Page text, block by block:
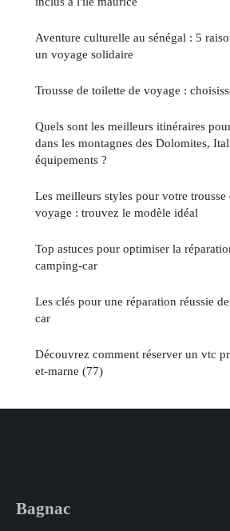
Aventure culturelle au sénégal : 5
un voyage solidaire
Trousse de toilette de voyage :
Quels sont les meilleurs itinéraires
dans les montagnes des Dolomites,
équipements ?
Les meilleurs styles pour votre trousse
voyage : trouvez le modèle idéal
Top astuces pour optimiser la
camping-car
Les clés pour une réparation réussie
car
Découvrez comment réserver un vtc
et-marne (77)
Bagnac